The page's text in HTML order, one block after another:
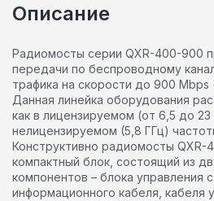
Описание
Радиомосты серии QXR-400-900
передачи по беспроводному
трафика на скорости до 900 Mbps
Данная линейка оборудования
как в лицензируемом (от 6,5 до 23
нелицензируемом (5,8 ГГц)
Конструктивно радиомосты
компактный блок, состоящий из
компонентов – блока управления
информационного кабеля, кабеля